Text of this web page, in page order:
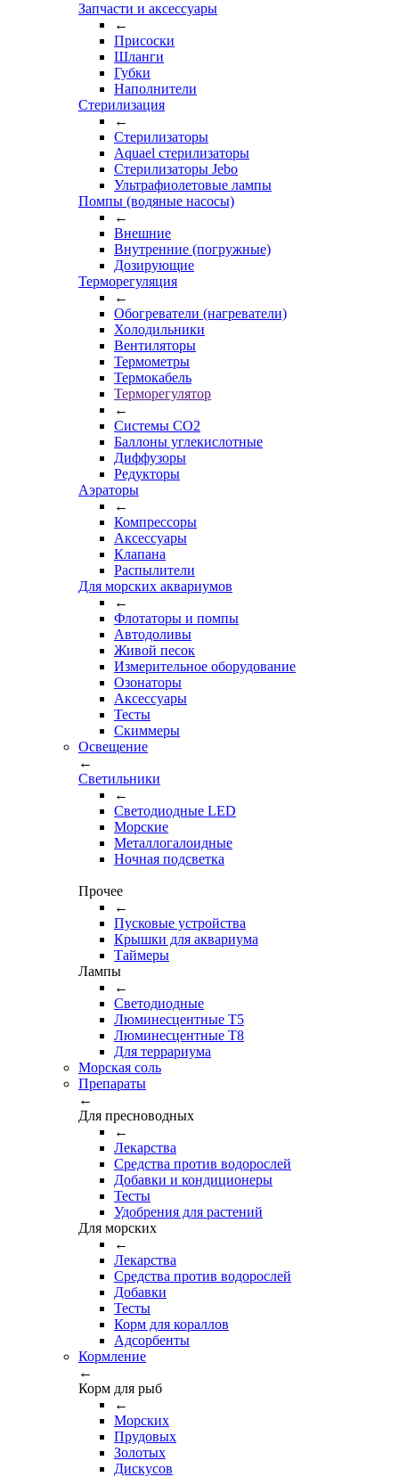
Запчасти и аксессуары
←
Присоски
Шланги
Губки
Наполнители
Стерилизация
←
Стерилизаторы
Aquael стерилизаторы
Стерилизаторы Jebo
Ультрафиолетовые лампы
Помпы (водяные насосы)
←
Внешние
Внутренние (погружные)
Дозирующие
Терморегуляция
←
Обогреватели (нагреватели)
Холодильники
Вентиляторы
Термометры
Термокабель
Терморегулятор
←
Системы CO2
Баллоны углекислотные
Диффузоры
Редукторы
Аэраторы
←
Компрессоры
Аксессуары
Клапана
Распылители
Для морских аквариумов
←
Флотаторы и помпы
Автодоливы
Живой песок
Измерительное оборудование
Озонаторы
Аксессуары
Тесты
Cкиммеры
Освещение
←
Светильники
←
Cветодиодные LED
Морские
Металлогалоидные
Ночная подсветка
Прочее
←
Пусковые устройства
Крышки для аквариума
Таймеры
Лампы
←
Светодиодные
Люминесцентные Т5
Люминесцентные Т8
Для террариума
Морская соль
Препараты
←
Для пресноводных
←
Лекарства
Средства против водорослей
Добавки и кондиционеры
Тесты
Удобрения для растений
Для морских
←
Лекарства
Средства против водорослей
Добавки
Тесты
Корм для кораллов
Адсорбенты
Кормление
←
Корм для рыб
←
Морских
Прудовых
Золотых
Дискусов